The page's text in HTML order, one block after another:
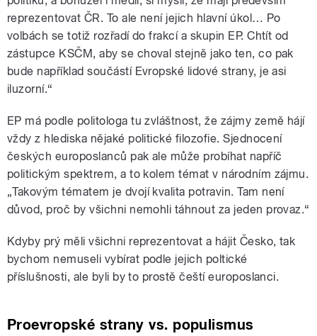
reprezentovat ČR. To ale není jejich hlavní úkol… Po
volbách se totiž rozřadí do frakcí a skupin EP. Chtít od
zástupce KSČM, aby se choval stejně jako ten, co pak
bude například součástí Evropské lidové strany, je asi
iluzorní.“
EP má podle politologa tu zvláštnost, že zájmy země hájí
vždy z hlediska nějaké politické filozofie. Sjednocení
českých europoslanců pak ale může probíhat napříč
politickým spektrem, a to kolem témat v národním zájmu.
„Takovým tématem je dvojí kvalita potravin. Tam není
důvod, proč by všichni nemohli táhnout za jeden provaz.“
Kdyby prý měli všichni reprezentovat a hájit Česko, tak
bychom nemuseli vybírat podle jejich poltické
příslušnosti, ale byli by to prostě čeští europoslanci.
Proevropské strany vs. populismus